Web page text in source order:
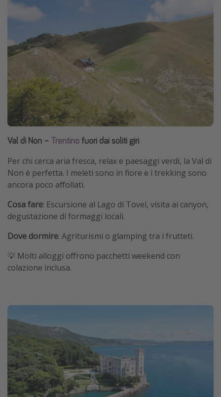
Val di Non – Trentino fuori dai soliti giri
Per chi cerca aria fresca, relax e paesaggi verdi, la Val di
Non è perfetta. I meleti sono in fiore e i trekking sono
ancora poco affollati.
Cosa fare: Escursione al Lago di Tovel, visita ai canyon,
degustazione di formaggi locali.
Dove dormire: Agriturismi o glamping tra i frutteti.
💡 Molti alloggi offrono pacchetti weekend con
colazione inclusa.